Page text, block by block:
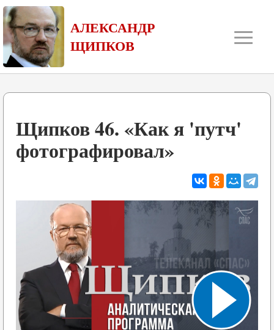
АЛЕКСАНДР
ЩИПКОВ
≡
Щипков 46. «Как я 'путч'
фотографировал»